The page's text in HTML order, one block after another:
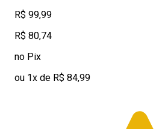
R$ 99,99
R$ 80,74
no Pix
ou 1x de R$ 84,99